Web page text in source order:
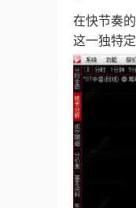
在快节奏
这一独特